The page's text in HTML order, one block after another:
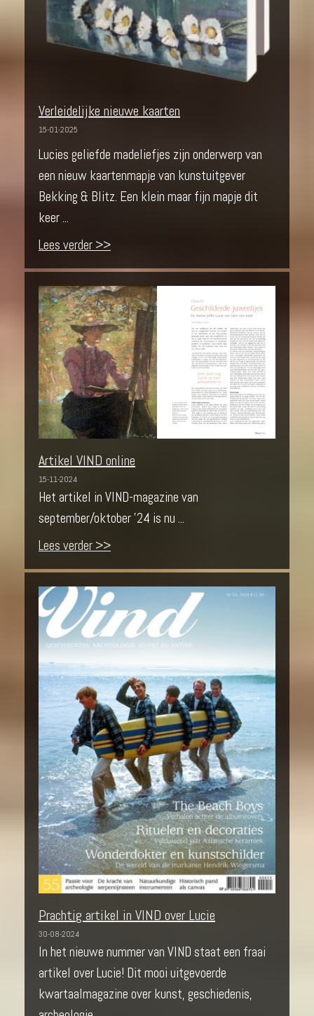
Verleidelijke nieuwe kaarten
15-01-2025
Lucies geliefde madeliefjes zijn onderwerp van
een nieuw kaartenmapje van kunstuitgever
Bekking & Blitz. Een klein maar fijn mapje dit
keer ...
Lees verder >>
Artikel VIND online
15-11-2024
Het artikel in VIND-magazine van
september/oktober '24 is nu ...
Lees verder >>
Prachtig artikel in VIND over Lucie
30-08-2024
In het nieuwe nummer van VIND staat een fraai
artikel over Lucie! Dit mooi uitgevoerde
kwartaalmagazine over kunst, geschiedenis,